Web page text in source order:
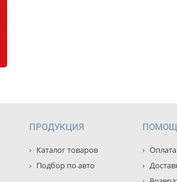
ПРОДУКЦИЯ
Каталог товаров
Подбор по авто
Оплата